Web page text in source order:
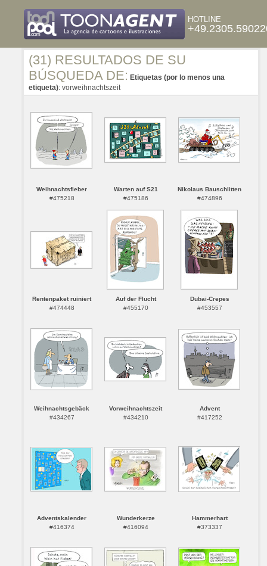
HOTLINE
(31) RESULTADOS DE SU
BÚSQUEDA DE: Etiquetas (por lo menos una
etiqueta): vorweihnachtszeit
Weihnachtsfieber
#475218
Warten auf S21
#475186
Nikolaus Bauschlitten
#474896
Rentenpaket ruiniert
#474448
Auf der Flucht
#455170
Dubai-Crepes
#453557
Weihnachtsgebäck
#434267
Vorweihnachtszeit
#434210
Advent
#417252
Adventskalender
#416374
Wunderkerze
#416094
Hammerhart
#373337